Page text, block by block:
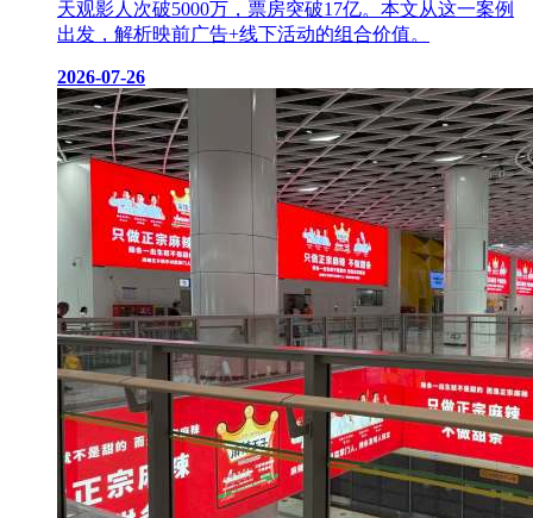
天观影人次破5000万，票房突破17亿。本文从这一案例
出发，解析映前广告+线下活动的组合价值。
2026-07-26